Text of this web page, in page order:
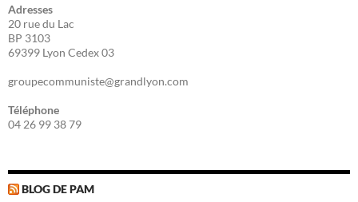
Adresses
20 rue du Lac
BP 3103
69399 Lyon Cedex 03
groupecommuniste@grandlyon.com
Téléphone
04 26 99 38 79
BLOG DE PAM